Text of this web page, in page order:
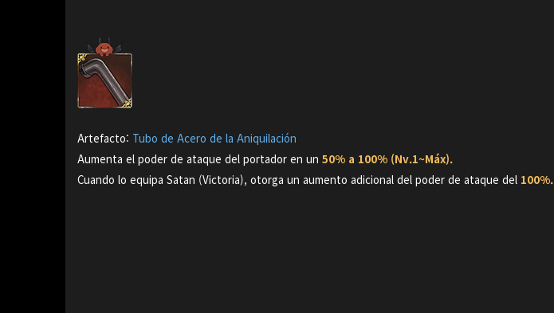
Artefacto: Tubo de Acero de la Aniquilación
Aumenta el poder de ataque del portador en un 50% a 100% (Nv.1~Máx).
Cuando lo equipa Satan (Victoria), otorga un aumento adicional del poder de ataque del 100%.